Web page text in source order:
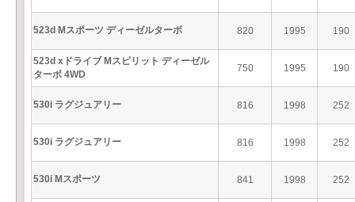
523d Mスポーツ ディーゼルターボ 820 1995 190
523d xドライブ Mスピリット ディーゼル
ターボ 4WD
750 1995 190
530i ラグジュアリー 816 1998 252
530i ラグジュアリー 816 1998 252
530i Mスポーツ 841 1998 252